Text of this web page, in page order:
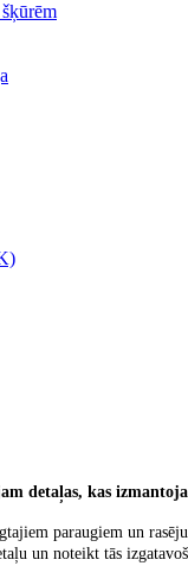
detaļas, kas
paraugiem un
un noteikt tās